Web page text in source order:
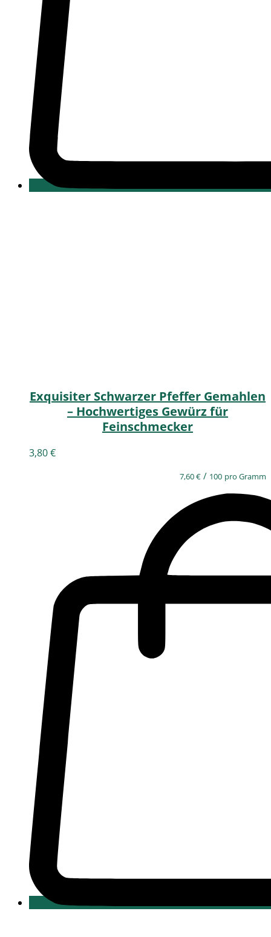
Exquisiter Schwarzer Pfeffer Gemahlen
– Hochwertiges Gewürz für
Feinschmecker
3,80€
7,60€ / 100 pro Gramm